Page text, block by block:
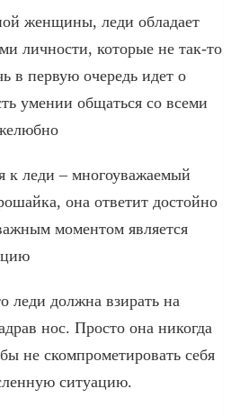
женщины, леди обладает
личности, которые не так-то
в первую очередь идет о
умении общаться со всеми
к леди – многоуважаемый
она ответит достойно
моментом является
леди должна взирать на
нос. Просто она никогда
не скомпрометировать себя
ситуацию.